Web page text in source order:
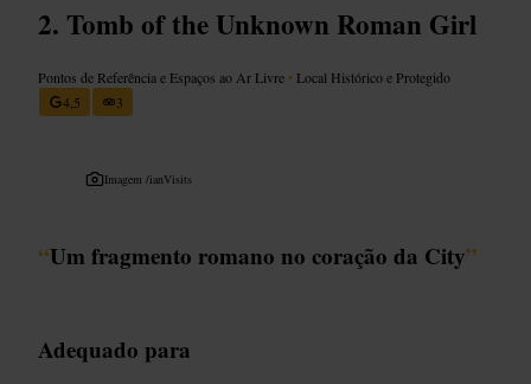
Tomb of the Unknown Roman Girl
Pontos de Referência e Espaços ao Ar Livre • Local Histórico e Protegido
4,5
3
Imagem /ianVisits
“Um fragmento romano no coração da City”
Adequado para